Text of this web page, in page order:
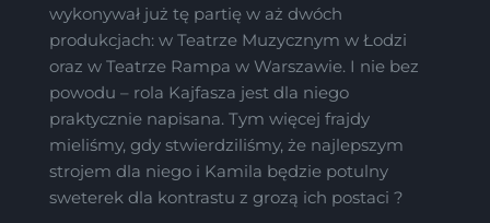
wykonywał już tę partię w aż dwóch
produkcjach: w Teatrze Muzycznym w Łodzi
oraz w Teatrze Rampa w Warszawie. I nie bez
powodu – rola Kajfasza jest dla niego
praktycznie napisana. Tym więcej frajdy
mieliśmy, gdy stwierdziliśmy, że najlepszym
strojem dla niego i Kamila będzie potulny
sweterek dla kontrastu z grozą ich postaci ?